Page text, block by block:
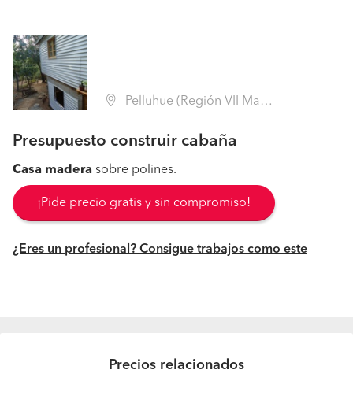
Pelluhue (Región VII Maule - Cauquenes)
Presupuesto construir cabaña
Casa madera sobre polines.
¡Pide precio gratis y sin compromiso!
¿Eres un profesional? Consigue trabajos como este
Precios relacionados